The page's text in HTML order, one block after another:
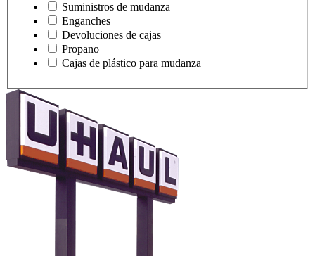
Suministros de mudanza
Enganches
Devoluciones de cajas
Propano
Cajas de plástico para mudanza